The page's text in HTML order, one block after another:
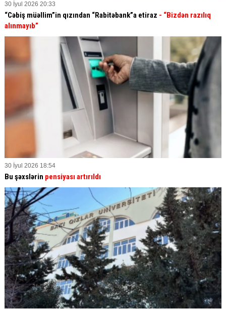
30 İyul 2026 20:33
“Cəbiş müəllim”in qızından “Rabitəbank”a etiraz - “Bizdən razılıq
alınmayıb”
30 İyul 2026 18:54
Bu şəxslərin pensiyası artırıldı